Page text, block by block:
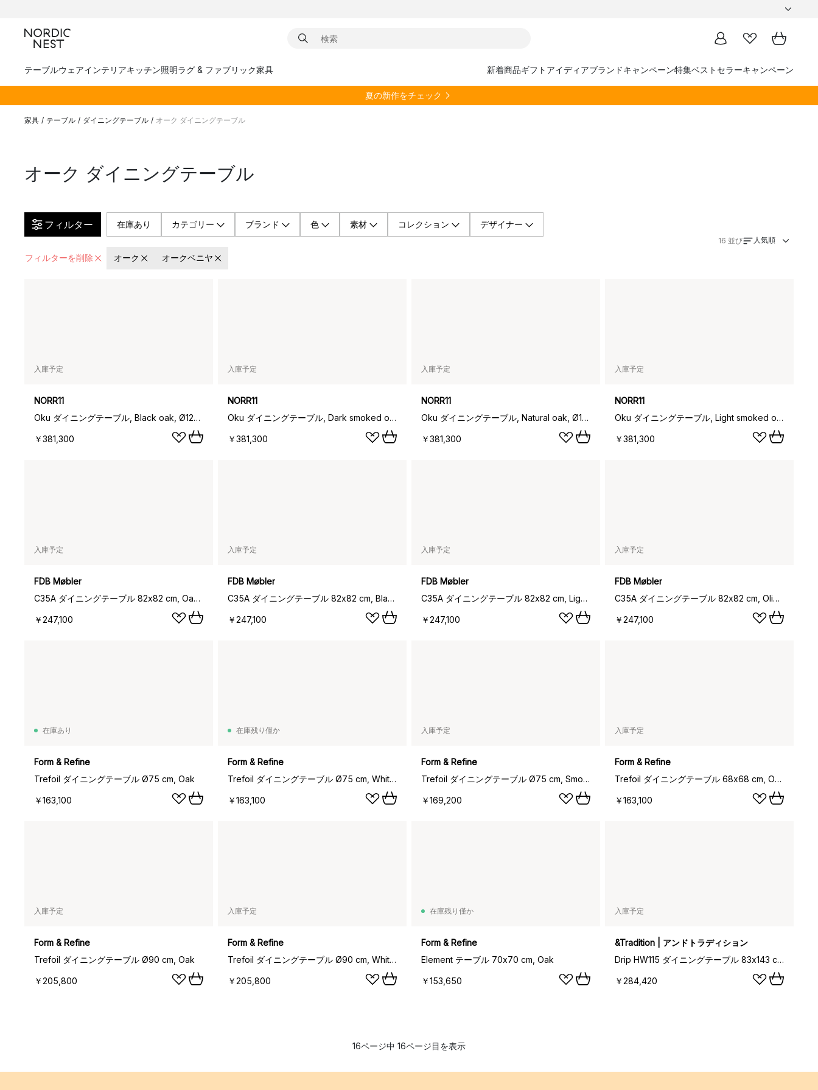
テーブルウェアインテリアキッチン照明ラグ & ファブリック家具 新着商品ギフトアイディアブランドキャンペーン特集ベストセラーキャンペーン
夏の新作をチェック
家具 / テーブル / ダイニングテーブル / オーク ダイニングテーブル
オーク ダイニングテーブル
フィルター 在庫あり カテゴリー ブランド 色 素材 コレクション デザイナー
フィルターを削除 オーク オークベニヤ
16 並び 人気順
入庫予定
NORR11
Oku ダイニングテーブル, Black oak, Ø120 cm
￥381,300
入庫予定
NORR11
Oku ダイニングテーブル, Dark smoked oak, Ø120 cm
￥381,300
入庫予定
NORR11
Oku ダイニングテーブル, Natural oak, Ø120 cm
￥381,300
入庫予定
NORR11
Oku ダイニングテーブル, Light smoked oak, Ø120 cm
￥381,300
入庫予定
FDB Møbler
C35A ダイニングテーブル 82x82 cm, Oak nature waterbased lacquer
￥247,100
入庫予定
FDB Møbler
C35A ダイニングテーブル 82x82 cm, Black linoleum–oak natural water-based lacquer
￥247,100
入庫予定
FDB Møbler
C35A ダイニングテーブル 82x82 cm, Light grey linoleum–oak natural water-based lacquer
￥247,100
入庫予定
FDB Møbler
C35A ダイニングテーブル 82x82 cm, Olive linoleum-oak nature waterbased laquer
￥247,100
在庫あり
Form & Refine
Trefoil ダイニングテーブル Ø75 cm, Oak
￥163,100
在庫残り僅か
Form & Refine
Trefoil ダイニングテーブル Ø75 cm, White oak
￥163,100
入庫予定
Form & Refine
Trefoil ダイニングテーブル Ø75 cm, Smoked oak
￥169,200
入庫予定
Form & Refine
Trefoil ダイニングテーブル 68x68 cm, Oak
￥163,100
入庫予定
Form & Refine
Trefoil ダイニングテーブル Ø90 cm, Oak
￥205,800
入庫予定
Form & Refine
Trefoil ダイニングテーブル Ø90 cm, White oak
￥205,800
在庫残り僅か
Form & Refine
Element テーブル 70x70 cm, Oak
￥153,650
入庫予定
&Tradition | アンドトラディション
Drip HW115 ダイニングテーブル 83x143 cm, Black frame-clear lacq. oak
￥284,420
16ページ中 16ページ目を表示